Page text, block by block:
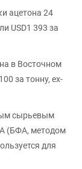
ацетона 24
USD1 393 за
в Восточном
за тонну, ex-
сырьевым
(БФА, методом
для